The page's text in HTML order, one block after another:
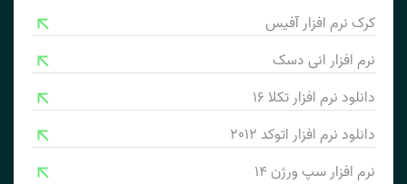
کرک نرم افزار آفیس
نرم افزار انی دسک
دانلود نرم افزار تکلا 16
دانلود نرم افزار اتوکد 2012
نرم افزار سپ ورژن 14